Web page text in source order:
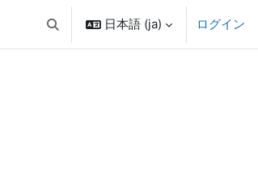
検索入力に切り替える
日本語 ‎(ja)‎ ログイン